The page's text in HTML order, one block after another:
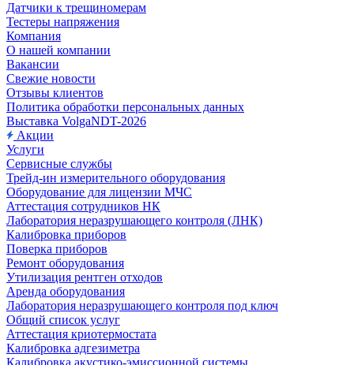
Датчики к трещиномерам
Тестеры напряжения
Компания
О нашей компании
Вакансии
Свежие новости
Отзывы клиентов
Политика обработки персональных данных
Выставка VolgaNDT-2026
Акции
Услуги
Сервисные службы
Трейд-ин измерительного оборудования
Оборудование для лицензии МЧС
Аттестация сотрудников НК
Лаборатория неразрушающего контроля (ЛНК)
Калибровка приборов
Поверка приборов
Ремонт оборудования
Утилизация рентген отходов
Аренда оборудования
Лаборатория неразрушающего контроля под ключ
Общий список услуг
Аттестация криотермостата
Калибровка адгезиметра
Калибровка акустико-эмиссионной системы